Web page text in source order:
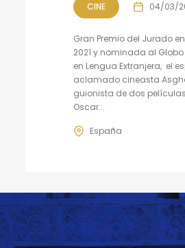
CINE 04/03/
Gran Premio del Jurado
2021 y nominada al
en Lengua Extranjera, el
aclamado cineasta
guionista de dos
Oscar...
España